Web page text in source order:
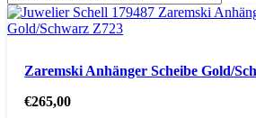
Zaremski Anhänger Scheibe Gold/
€265,00